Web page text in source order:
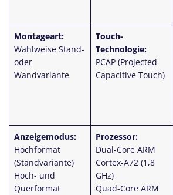
Montageart:
Wahlweise Stand-
oder
Wandvariante
Touch-
Technologie:
PCAP (Projected
Capacitive Touch)
Anzeigemodus:
Hochformat
(Standvariante)
Hoch- und
Querformat
Prozessor:
Dual-Core ARM
Cortex-A72 (1,8
GHz)
Quad-Core ARM